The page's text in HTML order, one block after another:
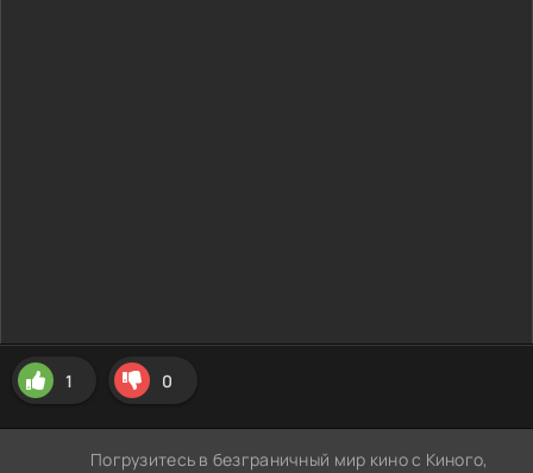
1 0
Погрузитесь в безграничный мир кино с Киного,